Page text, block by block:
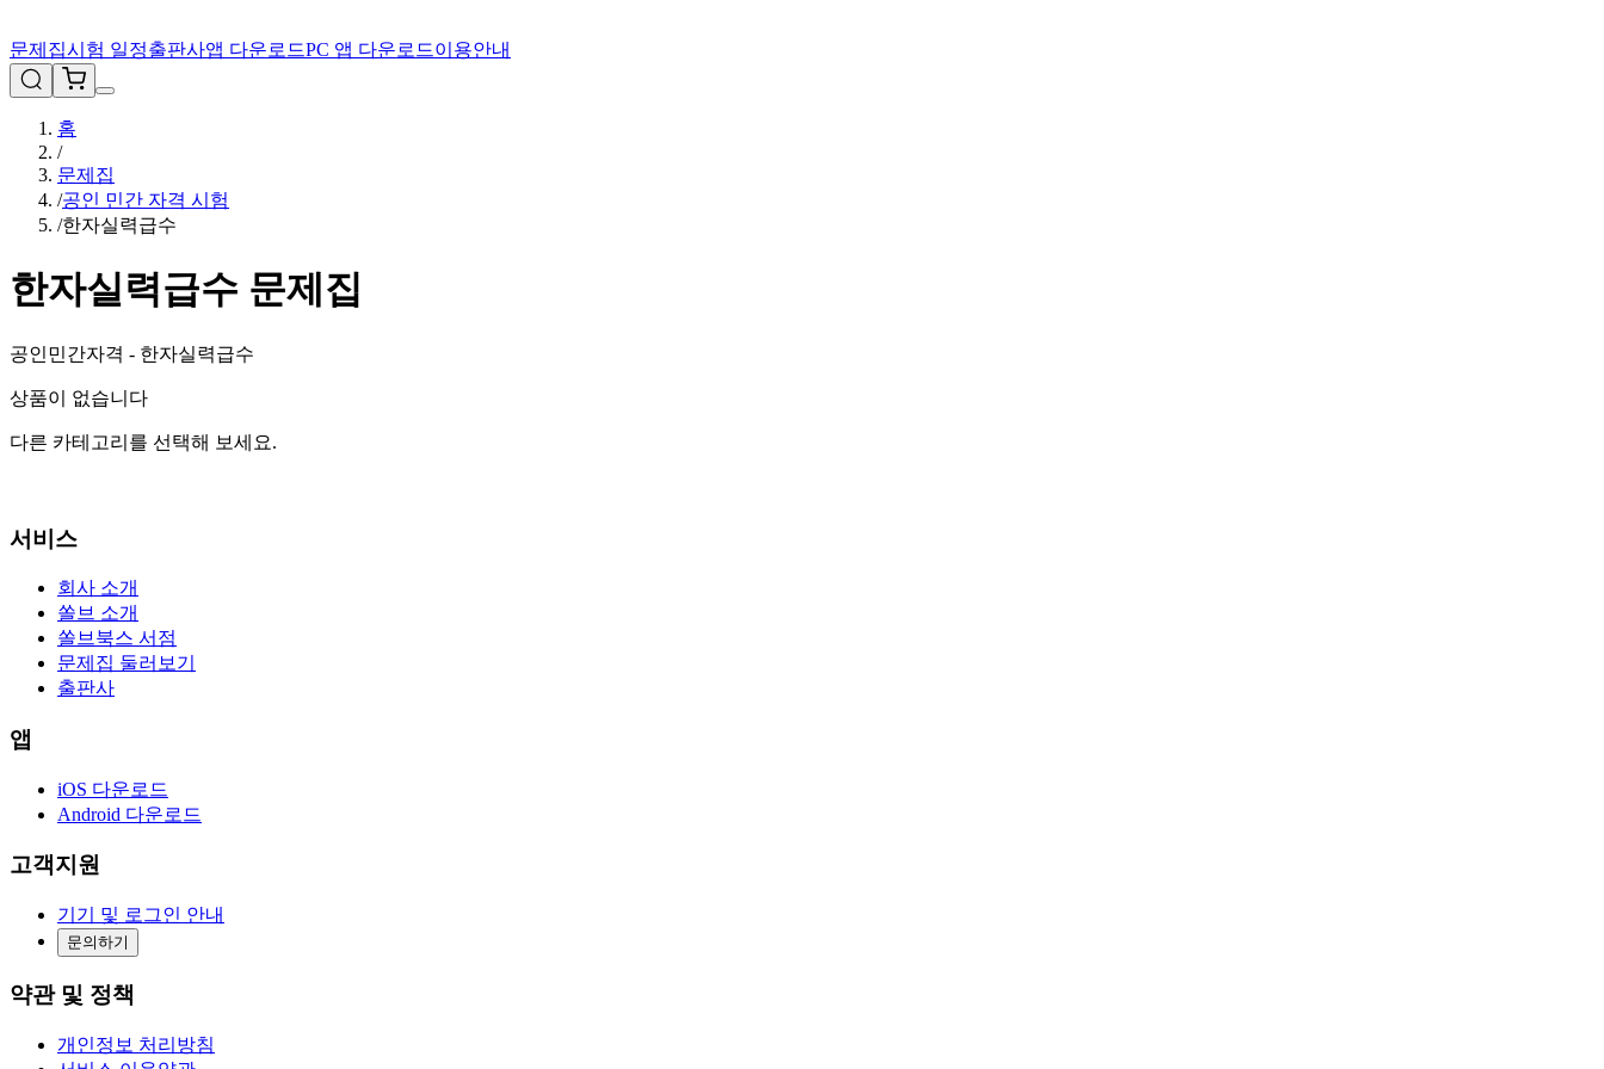
문제집시험 일정출판사앱 다운로드PC 앱 다운로드이용안내
홈
/
문제집
/공인 민간 자격 시험
/한자실력급수
한자실력급수 문제집
공인민간자격 - 한자실력급수
상품이 없습니다
다른 카테고리를 선택해 보세요.
서비스
회사 소개
쏠브 소개
쏠브북스 서점
문제집 둘러보기
출판사
앱
iOS 다운로드
Android 다운로드
고객지원
기기 및 로그인 안내
문의하기
약관 및 정책
개인정보 처리방침